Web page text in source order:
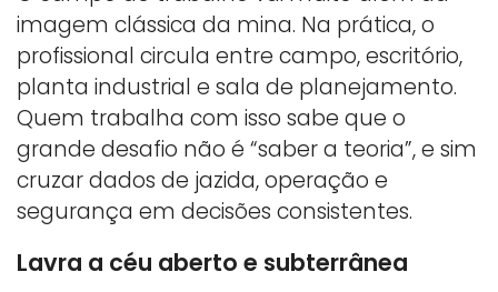
imagem clássica da mina. Na prática, o
profissional circula entre campo, escritório,
planta industrial e sala de planejamento.
Quem trabalha com isso sabe que o
grande desafio não é “saber a teoria”, e sim
cruzar dados de jazida, operação e
segurança em decisões consistentes.
Lavra a céu aberto e subterrânea